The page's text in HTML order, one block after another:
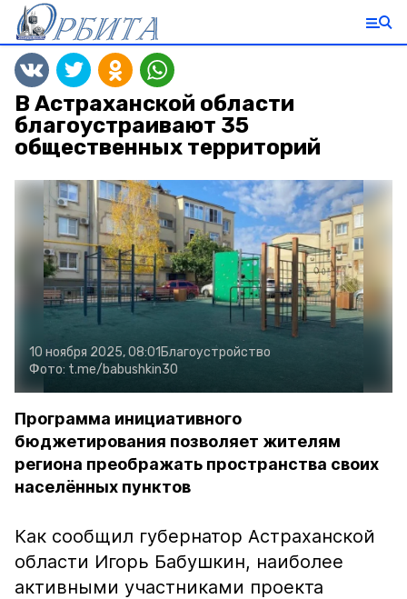
В Астраханской области
благоустраивают 35
общественных территорий
10 ноября 2025, 08:01 Благоустройство
Фото: t.me/babushkin30
Программа инициативного
бюджетирования позволяет жителям
региона преображать пространства своих
населённых пунктов
Как сообщил губернатор Астраханской
области Игорь Бабушкин, наиболее
активными участниками проекта